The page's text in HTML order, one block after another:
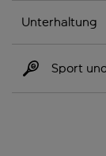
Unterhaltung
Sport